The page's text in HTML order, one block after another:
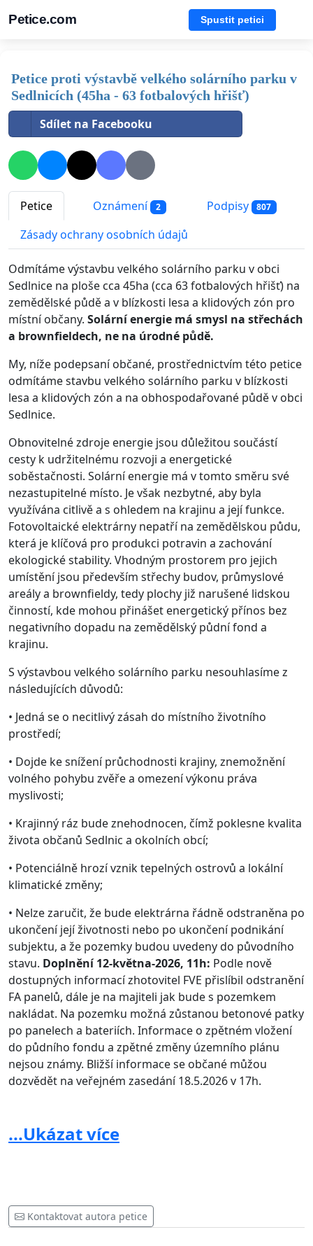
Petice.com Spustit petici
Petice proti výstavbě velkého solárního parku v
Sedlnicích (45ha - 63 fotbalových hřišť)
Sdílet na Facebooku
Petice Oznámení 2 Podpisy 807
Zásady ochrany osobních údajů
Odmítáme výstavbu velkého solárního parku v obci
Sedlnice na ploše cca 45ha (cca 63 fotbalových hřišť) na
zemědělské půdě a v blízkosti lesa a klidových zón pro
místní občany. Solární energie má smysl na střechách
a brownfieldech, ne na úrodné půdě.
My, níže podepsaní občané, prostřednictvím této petice
odmítáme stavbu velkého solárního parku v blízkosti
lesa a klidových zón a na obhospodařované půdě v obci
Sedlnice.
Obnovitelné zdroje energie jsou důležitou součástí
cesty k udržitelnému rozvoji a energetické
soběstačnosti. Solární energie má v tomto směru své
nezastupitelné místo. Je však nezbytné, aby byla
využívána citlivě a s ohledem na krajinu a její funkce.
Fotovoltaické elektrárny nepatří na zemědělskou půdu,
která je klíčová pro produkci potravin a zachování
ekologické stability. Vhodným prostorem pro jejich
umístění jsou především střechy budov, průmyslové
areály a brownfieldy, tedy plochy již narušené lidskou
činností, kde mohou přinášet energetický přínos bez
negativního dopadu na zemědělský půdní fond a
krajinu.
S výstavbou velkého solárního parku nesouhlasíme z
následujících důvodů:
• Jedná se o necitlivý zásah do místního životního
prostředí;
• Dojde ke snížení průchodnosti krajiny, znemožnění
volného pohybu zvěře a omezení výkonu práva
myslivosti;
• Krajinný ráz bude znehodnocen, čímž poklesne kvalita
života občanů Sedlnic a okolních obcí;
• Potenciálně hrozí vznik tepelných ostrovů a lokální
klimatické změny;
• Nelze zaručit, že bude elektrárna řádně odstraněna po
ukončení její životnosti nebo po ukončení podnikání
subjektu, a že pozemky budou uvedeny do původního
stavu. Doplnění 12-května-2026, 11h: Podle nově
dostupných informací zhotovitel FVE přislíbil odstranění
FA panelů, dále je na majiteli jak bude s pozemkem
nakládat. Na pozemku možná zůstanou betonové patky
po panelech a bateriích. Informace o zpětném vložení
do půdního fondu a zpětné změny územního plánu
nejsou známy. Bližší informace se občané můžou
dozvědět na veřejném zasedání 18.5.2026 v 17h.
Na základě petičního zákona č. 85/1990 Sb. žádáme:
• dopravní a energetický stavební úřad, aby nepovolil
výstavbu fotovoltaické elektrárny;
...Ukázat více
Kontaktovat autora petice